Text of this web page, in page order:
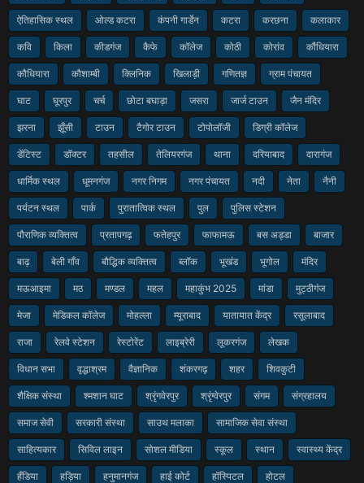
ऐतिहासिक स्थल ओल्ड कटरा कंपनी गार्डेन कटरा करछना कलाकार
कवि किला कीडगंज कैफे कॉलेज कोठी कोरांव कौंधियारा
कौधियारा कौशाम्बी क्लिनिक खिलाड़ी गणितज्ञ ग्राम पंचायत
घाट घूरपुर चर्च छोटा बघाड़ा जसरा जार्ज टाउन जैन मंदिर
झरना झूँसी टाउन टैगोर टाउन टोपोलॉजी डिग्री कॉलेज
डेंटिस्ट डॉक्टर तहसील तेलियरगंज थाना दरियाबाद दारागंज
धार्मिक स्थल धूमनगंज नगर निगम नगर पंचायत नदी नेता नैनी
पर्यटन स्थल पार्क पुरातात्विक स्थल पुल पुलिस स्टेशन
पौराणिक व्यक्तित्व प्रतापगढ़ फतेहपुर फाफामऊ बस अड्डा बाजार
बाढ़ बेली गाँव बौद्धिक व्यक्तित्व ब्लॉक भूखंड भूगोल मंदिर
मऊआइमा मठ मण्डल महल महाकुंभ 2025 मांडा मुट्ठीगंज
मेजा मेडिकल कॉलेज मोहल्ला म्यूराबाद यातायात केंद्र रसूलाबाद
राजा रेलवे स्टेशन रेस्टोरेंट लाइब्रेरी लूकरगंज लेखक
विधान सभा वृद्धाश्रम वैज्ञानिक शंकरगढ़ शहर शिवकुटी
शैक्षिक संस्था श्मशान घाट श्रृंगवेरपुर श्रृंग्वेरपुर संगम संग्रहालय
समाज सेवी सरकारी संस्था साउथ मलाका सामाजिक सेवा संस्था
साहित्यकार सिविल लाइन सोशल मीडिया स्कूल स्थान स्वास्थ्य केंद्र
हँडिया हड़िया हनुमानगंज हाई कोर्ट हॉस्पिटल होटल